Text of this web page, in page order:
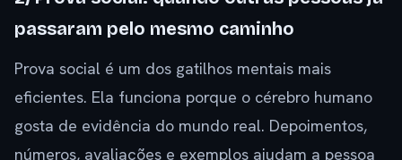
passaram pelo mesmo caminho
Prova social é um dos gatilhos mentais mais
eficientes. Ela funciona porque o cérebro humano
gosta de evidência do mundo real. Depoimentos,
números, avaliações e exemplos ajudam a pessoa